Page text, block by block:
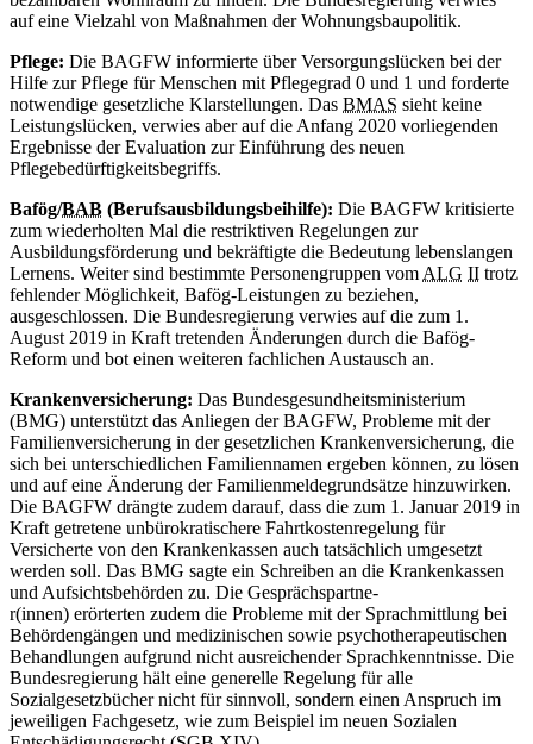
auf eine Vielzahl von Maßnahmen der Wohnungsbaupolitik.
Pflege: Die BAGFW informierte über Versorgungslücken bei der
Hilfe zur Pflege für Menschen mit Pflegegrad 0 und 1 und forderte
notwendige gesetzliche Klarstellungen. Das BMAS sieht keine
Leistungslücken, verwies aber auf die Anfang 2020 vorliegenden
Ergebnisse der Evaluation zur Einführung des neuen
Pflegebedürftigkeitsbegriffs.
Bafög/BAB (Berufsausbildungsbeihilfe): Die BAGFW kritisierte
zum wiederholten Mal die restriktiven Regelungen zur
Ausbildungsförderung und bekräftigte die Bedeutung lebenslangen
Lernens. Weiter sind bestimmte Personengruppen vom ALG II trotz
fehlender Möglichkeit, Bafög-Leistungen zu beziehen,
ausgeschlossen. Die Bundesregierung verwies auf die zum 1.
August 2019 in Kraft tretenden Änderungen durch die Bafög-
Reform und bot einen weiteren fachlichen Austausch an.
Krankenversicherung: Das Bundesgesundheitsministerium
(BMG) unterstützt das Anliegen der BAGFW, Probleme mit der
Familienversicherung in der gesetzlichen Krankenversicherung, die
sich bei unterschiedlichen Familiennamen ergeben können, zu lösen
und auf eine Änderung der Familienmeldegrundsätze hinzuwirken.
Die BAGFW drängte zudem darauf, dass die zum 1. Januar 2019 in
Kraft getretene unbürokratischere Fahrtkosten­regelung für
Versicherte von den Krankenkassen auch tatsächlich umgesetzt
werden soll. Das BMG sagte ein Schreiben an die Krankenkassen
und Aufsichtsbehörden zu. Die Gesprächspartne-
­r(innen) erörterten zudem die Probleme mit der Sprachmittlung bei
Behördengängen und medizinischen sowie psychotherapeutischen
Behandlungen aufgrund nicht ausreichender Sprachkenntnisse. Die
Bundesregierung hält eine generelle Regelung für alle
Sozialgesetzbücher nicht für sinnvoll, sondern einen Anspruch im
jeweiligen Fachgesetz, wie zum Beispiel im neuen Sozialen